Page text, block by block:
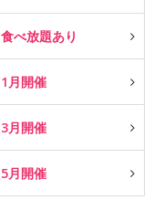
食べ放題あり
1月開催
3月開催
5月開催